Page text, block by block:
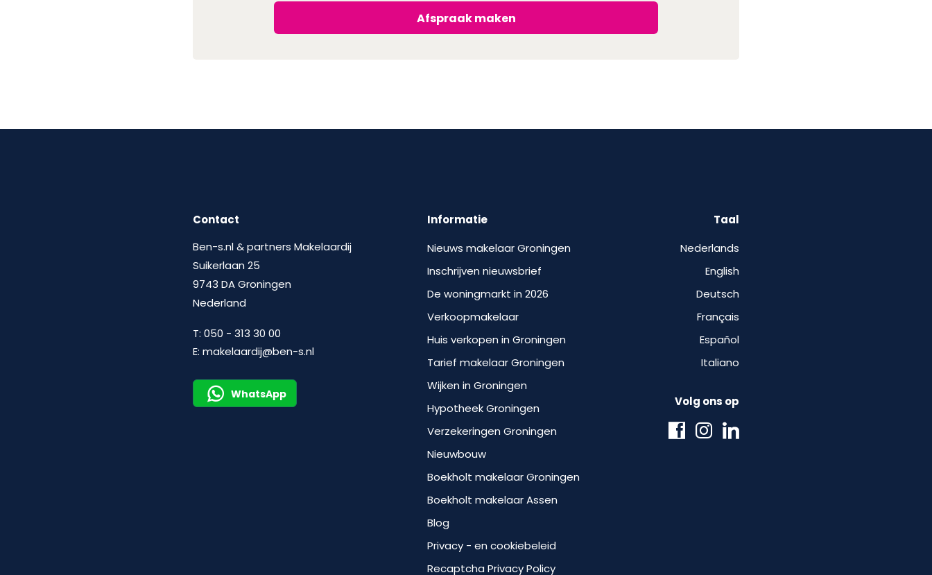
Afspraak maken
Contact
Ben-s.nl & partners Makelaardij
Suikerlaan 25
9743 DA Groningen
Nederland
T:050 - 313 30 00
E:makelaardij@ben-s.nl
WhatsApp
Informatie
Nieuws makelaar Groningen
Inschrijven nieuwsbrief
De woningmarkt in 2026
Verkoopmakelaar
Huis verkopen in Groningen
Tarief makelaar Groningen
Wijken in Groningen
Hypotheek Groningen
Verzekeringen Groningen
Nieuwbouw
Boekholt makelaar Groningen
Boekholt makelaar Assen
Blog
Privacy - en cookiebeleid
Recaptcha Privacy Policy
Taal
Nederlands
English
Deutsch
Français
Español
Italiano
Volg ons op